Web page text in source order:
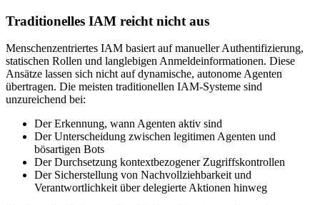
Traditionelles IAM reicht nicht aus
Menschenzentriertes IAM basiert auf manueller Authentifizierung,
statischen Rollen und langlebigen Anmeldeinformationen. Diese
Ansätze lassen sich nicht auf dynamische, autonome Agenten
übertragen. Die meisten traditionellen IAM-Systeme sind
unzureichend bei:
Der Erkennung, wann Agenten aktiv sind
Der Unterscheidung zwischen legitimen Agenten und
bösartigen Bots
Der Durchsetzung kontextbezogener Zugriffskontrollen
Der Sicherstellung von Nachvollziehbarkeit und
Verantwortlichkeit über delegierte Aktionen hinweg